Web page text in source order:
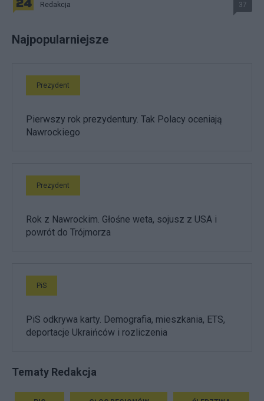
Redakcja 37
Najpopularniejsze
Prezydent
Pierwszy rok prezydentury. Tak Polacy oceniają
Nawrockiego
Prezydent
Rok z Nawrockim. Głośne weta, sojusz z USA i
powrót do Trójmorza
PiS
PiS odkrywa karty. Demografia, mieszkania, ETS,
deportacje Ukraińców i rozliczenia
Tematy Redakcja